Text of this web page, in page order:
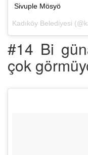
Sivuple Mösyö
#14 Bi
çok